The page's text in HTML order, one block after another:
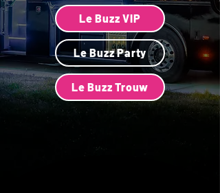
Le Buzz VIP
Le Buzz Party
Le Buzz Trouw